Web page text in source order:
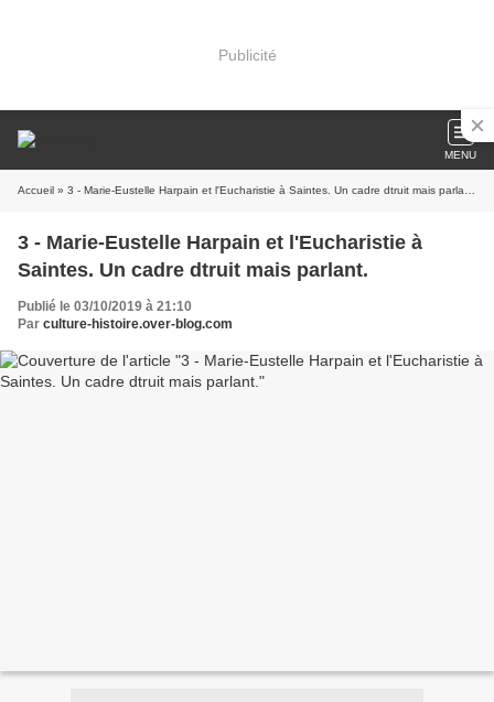
Publicité
MENU
Accueil » 3 - Marie-Eustelle Harpain et l'Eucharistie à Saintes. Un cadre dtruit mais parlant.
3 - Marie-Eustelle Harpain et l'Eucharistie à
Saintes. Un cadre dtruit mais parlant.
Publié le 03/10/2019 à 21:10
Par culture-histoire.over-blog.com